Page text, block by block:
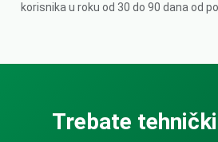
korisnika u roku od 30 do 90 dana od
Trebate